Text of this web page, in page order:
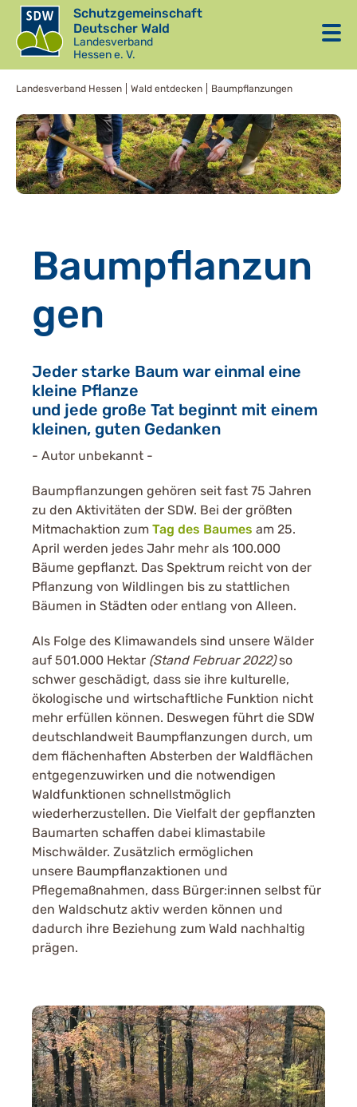
Schutzgemeinschaft
Deutscher Wald
Landesverband
Hessen e. V.
Landesverband Hessen Wald entdecken Baumpflanzungen
Baumpflanzun
gen
Jeder starke Baum war einmal eine
kleine Pflanze
und jede große Tat beginnt mit einem
kleinen, guten Gedanken
- Autor unbekannt -
Baumpflanzungen gehören seit fast 75 Jahren
zu den Aktivitäten der SDW. Bei der größten
Mitmachaktion zum Tag des Baumes am 25.
April werden jedes Jahr mehr als 100.000
Bäume gepflanzt. Das Spektrum reicht von der
Pflanzung von Wildlingen bis zu stattlichen
Bäumen in Städten oder entlang von Alleen.
Als Folge des Klimawandels sind unsere Wälder
auf 501.000 Hektar (Stand Februar 2022)so
schwer geschädigt, dass sie ihre kulturelle,
ökologische und wirtschaftliche Funktion nicht
mehr erfüllen können. Deswegen führt die SDW
deutschlandweit Baumpflanzungen durch, um
dem flächenhaften Absterben der Waldflächen
entgegenzuwirken und die notwendigen
Waldfunktionen schnellstmöglich
wiederherzustellen. Die Vielfalt der gepflanzten
Baumarten schaffen dabei klimastabile
Mischwälder. Zusätzlich ermöglichen
unsere Baumpflanzaktionen und
Pflegemaßnahmen, dass Bürger:innen selbst für
den Waldschutz aktiv werden können und
dadurch ihre Beziehung zum Wald nachhaltig
prägen.